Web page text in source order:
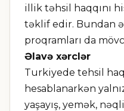
illik təhsil haqqını
təklif edir. Bundan
proqramları da
Əlavə xərclər
Turkiyede tehsil
hesablanarkən
yaşayış, yemək,